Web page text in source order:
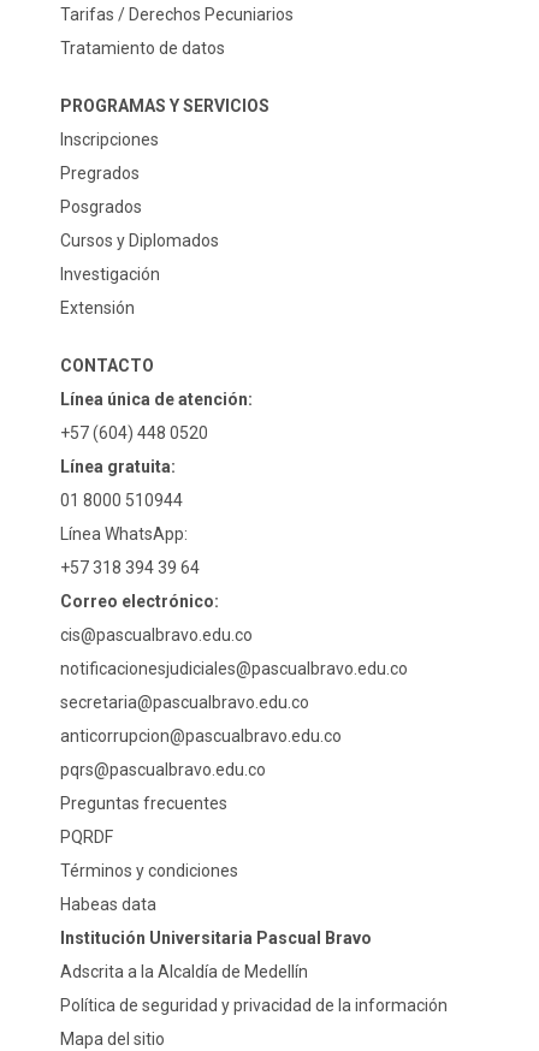
Tarifas / Derechos Pecuniarios
Tratamiento de datos
PROGRAMAS Y SERVICIOS
Inscripciones
Pregrados
Posgrados
Cursos y Diplomados
Investigación
Extensión
CONTACTO
Línea única de atención:
+57 (604) 448 0520
Línea gratuita:
01 8000 510944
Línea WhatsApp:
+57 318 394 39 64
Correo electrónico:
cis@pascualbravo.edu.co
notificacionesjudiciales@pascualbravo.edu.co
secretaria@pascualbravo.edu.co
anticorrupcion@pascualbravo.edu.co
pqrs@pascualbravo.edu.co
Preguntas frecuentes
PQRDF
Términos y condiciones
Habeas data
Institución Universitaria Pascual Bravo
Adscrita a la Alcaldía de Medellín
Política de seguridad y privacidad de la información
Mapa del sitio